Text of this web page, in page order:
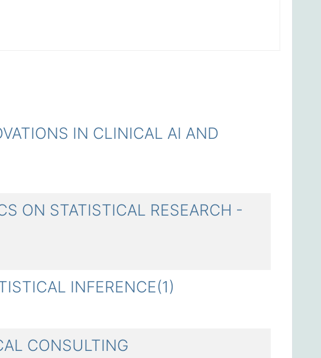
IN CLINICAL AI AND
ON STATISTICAL RESEARCH -
INFERENCE(1)
CONSULTING